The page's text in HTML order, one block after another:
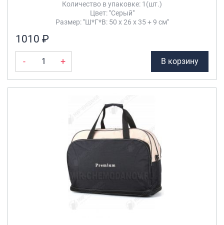
Количество в упаковке: 1(шт.)
Цвет: "Серый"
Размер: "Ш*Г*В: 50 х 26 х 35 + 9 см"
1010 ₽
- + В корзину